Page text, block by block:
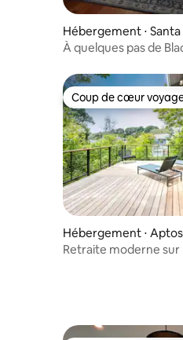
Hébergement ⋅
À quelques pas de
Coup de cœur
Coup de cœur
Hébergement ⋅ Aptos
Retraite moderne sur